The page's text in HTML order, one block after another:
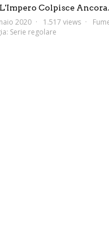
Colpisce Ancora.
2020 1.517 views
Serie regolare